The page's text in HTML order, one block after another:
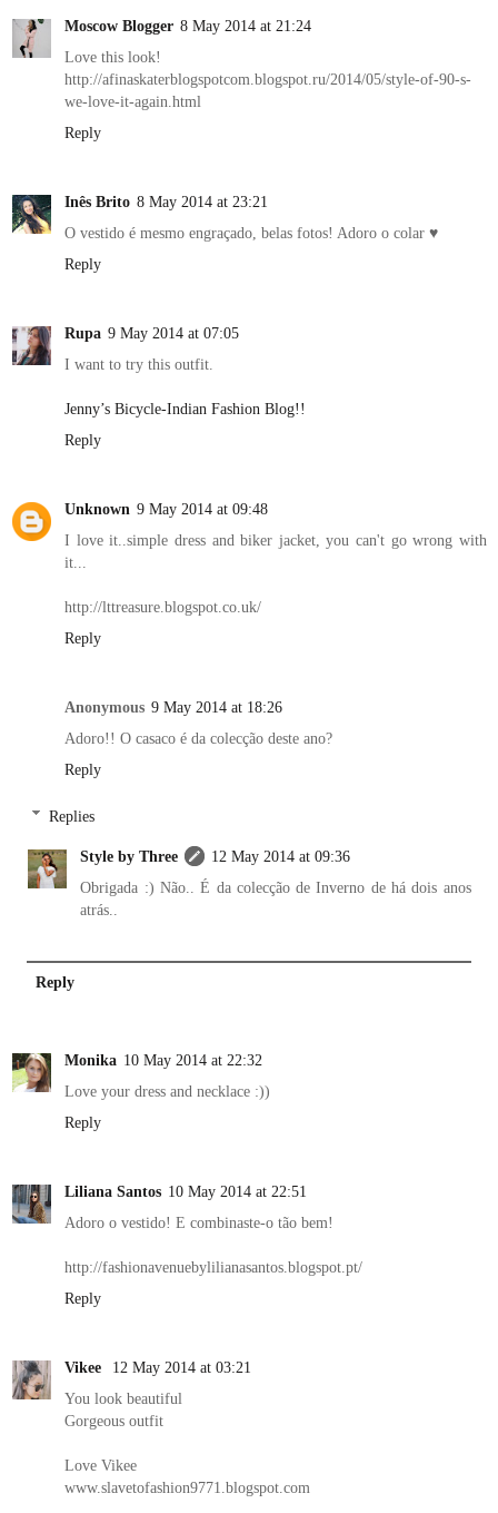
Moscow Blogger 8 May 2014 at 21:24
Love this look!
http://afinaskaterblogspotcom.blogspot.ru/2014/05/style-of-90-s-
we-love-it-again.html
Reply
Inês Brito 8 May 2014 at 23:21
O vestido é mesmo engraçado, belas fotos! Adoro o colar ♥
Reply
Rupa 9 May 2014 at 07:05
I want to try this outfit.
Jenny’s Bicycle-Indian Fashion Blog!!
Reply
Unknown 9 May 2014 at 09:48
I love it..simple dress and biker jacket, you can't go wrong with
it...
http://lttreasure.blogspot.co.uk/
Reply
Anonymous 9 May 2014 at 18:26
Adoro!! O casaco é da colecção deste ano?
Reply
Replies
Style by Three
12 May 2014 at 09:36
Obrigada :) Não.. É da colecção de Inverno de há dois anos
atrás..
Reply
Monika 10 May 2014 at 22:32
Love your dress and necklace :))
Reply
Liliana Santos 10 May 2014 at 22:51
Adoro o vestido! E combinaste-o tão bem!
http://fashionavenuebylilianasantos.blogspot.pt/
Reply
Vikee
12 May 2014 at 03:21
You look beautiful
Gorgeous outfit
Love Vikee
www.slavetofashion9771.blogspot.com